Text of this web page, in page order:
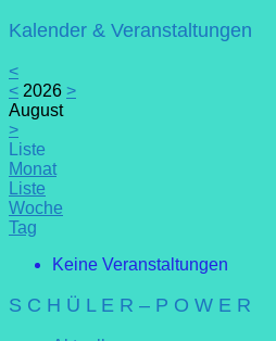
Kalender & Veranstaltungen
<
< 2026 >
August
>
Liste
Monat
Liste
Woche
Tag
Keine Veranstaltungen
S C H Ü L E R – P O W E R